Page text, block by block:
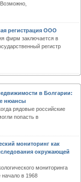
регистрация ООО
фирм заключается в
регистр
в Болгарии:
нюансы
рядовые российские
попасть в
мониторинг как
окружающей
мониторинга
начало в 1968